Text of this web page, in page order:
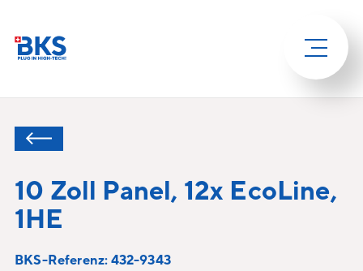
10 Zoll Panel, 12x EcoLine,
1HE
BKS-Referenz: 432-9343